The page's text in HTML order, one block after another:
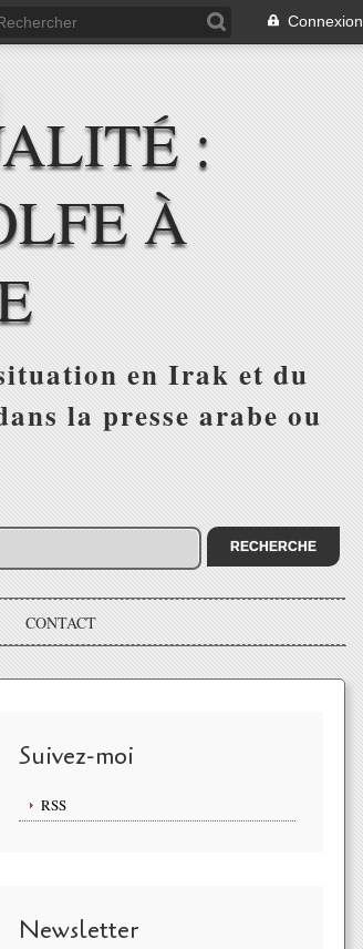
Connexion
:
À
en Irak et du
la presse arabe ou
CONTACT
Suivez-moi
RSS
Newsletter